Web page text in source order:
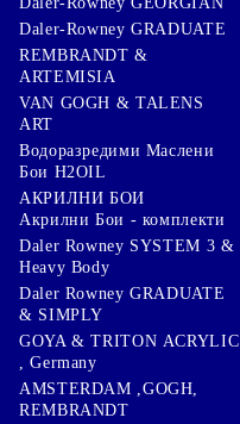
Daler-Rowney GRADUATE
REMBRANDT &
ARTEMISIA
VAN GOGH & TALENS
ART
Водоразредими Маслени
Бои H2OIL
АКРИЛНИ БОИ
Акрилни Бои - комплекти
Daler Rowney SYSTEM 3 &
Heavy Body
Daler Rowney GRADUATE
& SIMPLY
GOYA & TRITON АCRYLIC
, Germany
AMSTERDAM ,GOGH,
REMBRANDT